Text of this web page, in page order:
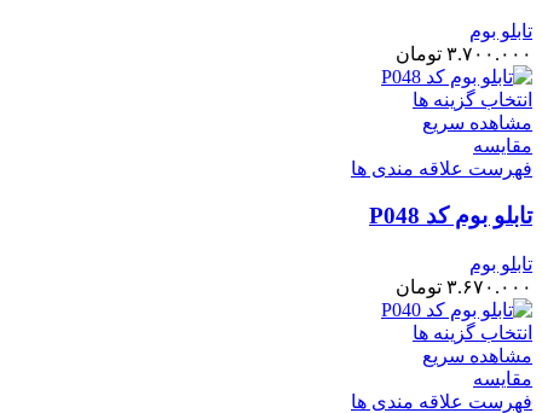
تابلو بوم
۳.۷۰۰.۰۰۰ تومان
انتخاب گزینه ها
مشاهده سریع
مقایسه
فهرست علاقه مندی ها
تابلو بوم کد P048
تابلو بوم
۳.۶۷۰.۰۰۰ تومان
انتخاب گزینه ها
مشاهده سریع
مقایسه
فهرست علاقه مندی ها